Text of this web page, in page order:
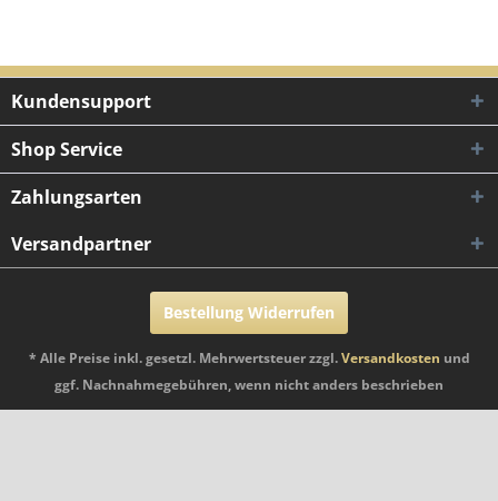
Kundensupport
Shop Service
Zahlungsarten
Versandpartner
Bestellung Widerrufen
* Alle Preise inkl. gesetzl. Mehrwertsteuer zzgl.Versandkosten und
ggf. Nachnahmegebühren, wenn nicht anders beschrieben